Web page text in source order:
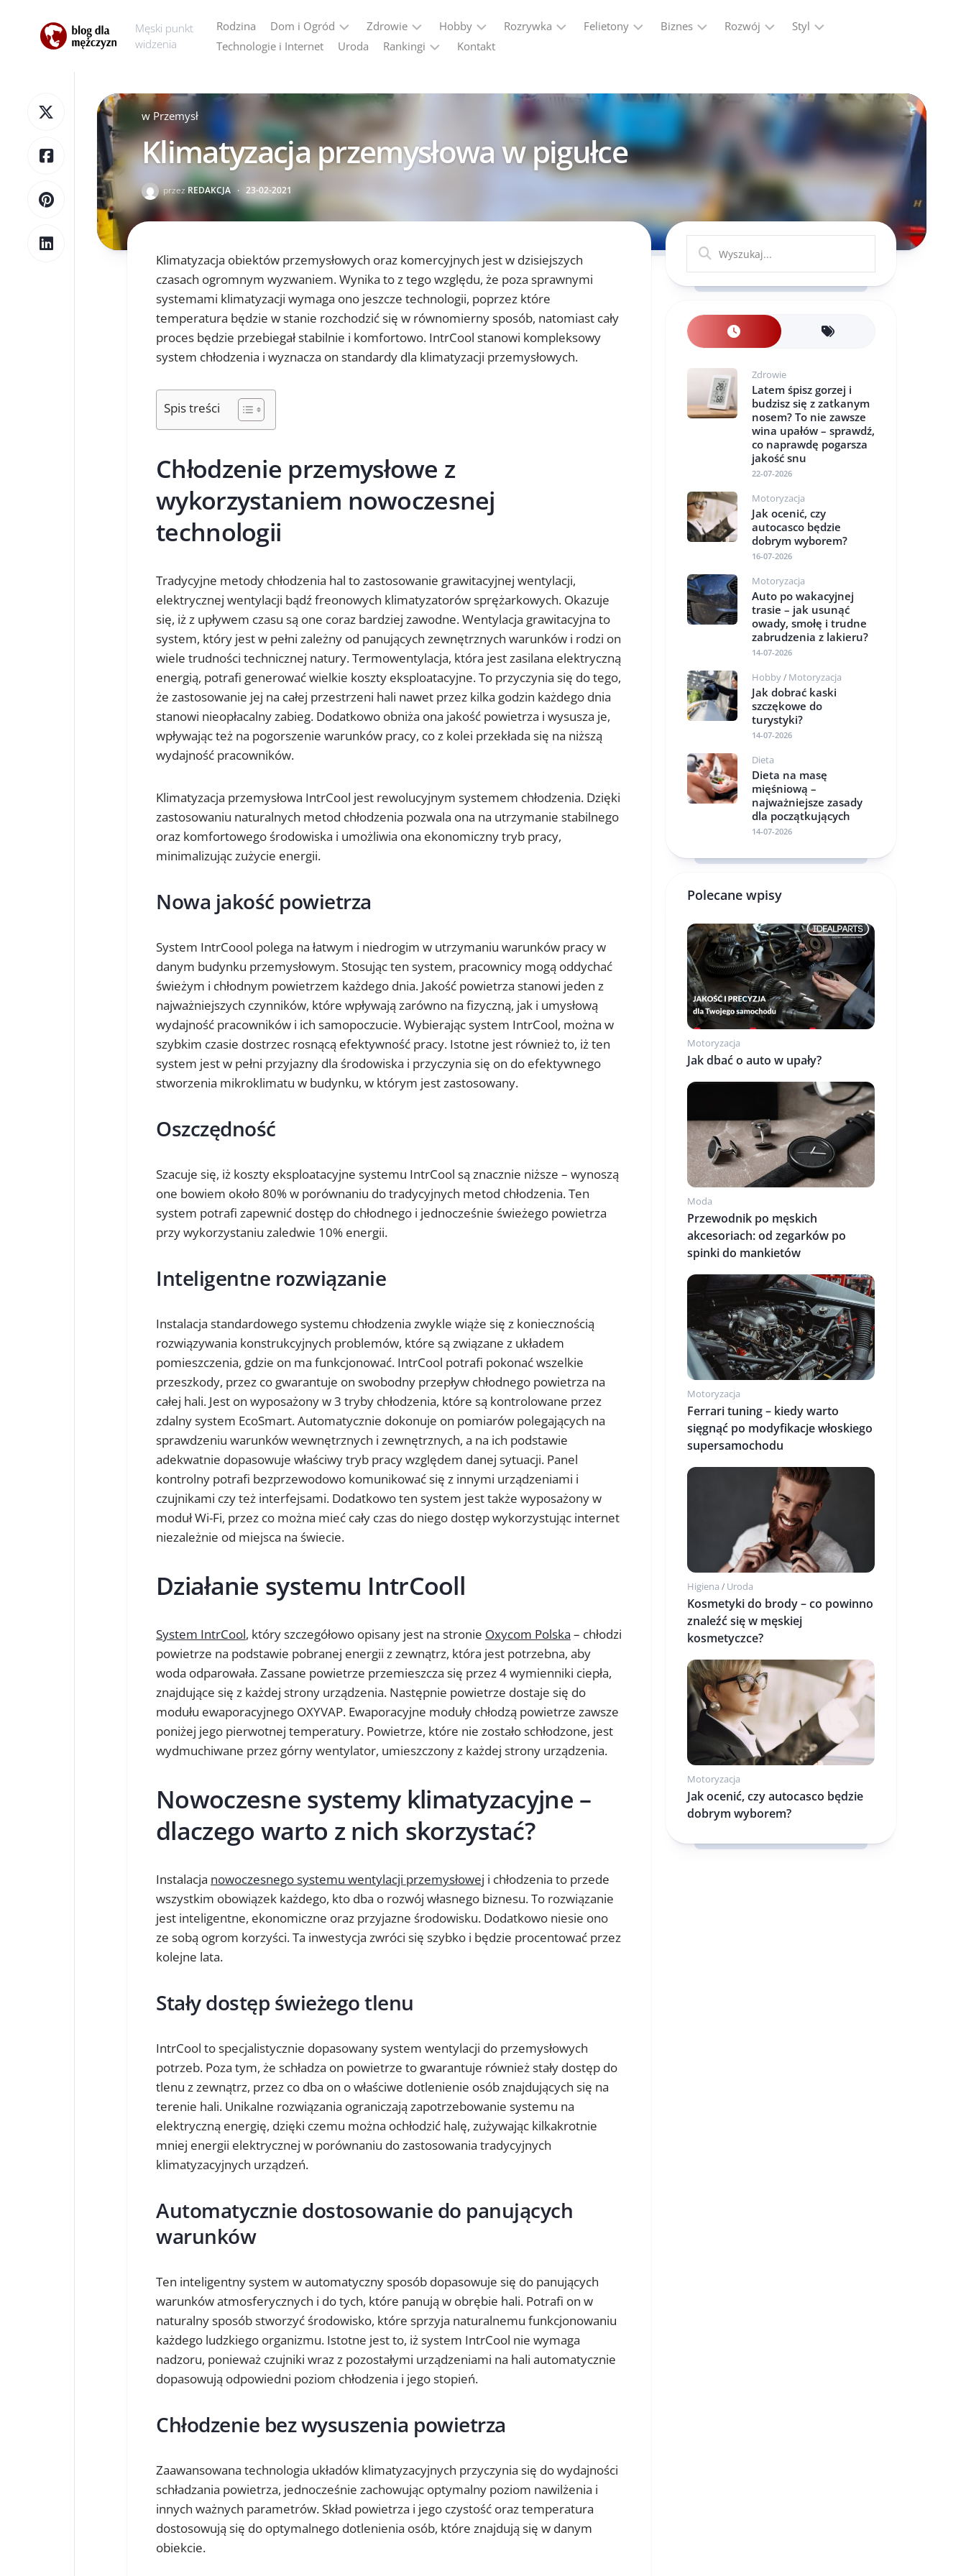
Męski punkt
widzenia
Rodzina Dom i Ogród Zdrowie
Forma
Hobby
Podróże
Rozrywka
Gadżety
Podróże
Felietony
widzenia
Biznes
Marketing,
Reklama
Przemysł
Rozwój
Kariera
Styl
Technologie i Internet Uroda Rankingi
VPN
Programy
partnerskie
afiliacyjnych
Kontakt
w Przemysł
Klimatyzacja przemysłowa w pigułce
przezREDAKCJA · 23-02-2021
Klimatyzacja obiektów przemysłowych oraz komercyjnych jest w dzisiejszych
czasach ogromnym wyzwaniem. Wynika to z tego względu, że poza sprawnymi
systemami klimatyzacji wymaga ono jeszcze technologii, poprzez które
temperatura będzie w stanie rozchodzić się w równomierny sposób, natomiast cały
proces będzie przebiegał stabilnie i komfortowo. IntrCool stanowi kompleksowy
system chłodzenia i wyznacza on standardy dla klimatyzacji przemysłowych.
Spis treści
Chłodzenie przemysłowe z
wykorzystaniem nowoczesnej
technologii
Tradycyjne metody chłodzenia hal to zastosowanie grawitacyjnej wentylacji,
elektrycznej wentylacji bądź freonowych klimatyzatorów sprężarkowych. Okazuje
się, iż z upływem czasu są one coraz bardziej zawodne. Wentylacja grawitacyjna to
system, który jest w pełni zależny od panujących zewnętrznych warunków i rodzi on
wiele trudności technicznej natury. Termowentylacja, która jest zasilana elektryczną
energią, potrafi generować wielkie koszty eksploatacyjne. To przyczynia się do tego,
że zastosowanie jej na całej przestrzeni hali nawet przez kilka godzin każdego dnia
stanowi nieopłacalny zabieg. Dodatkowo obniża ona jakość powietrza i wysusza je,
wpływając też na pogorszenie warunków pracy, co z kolei przekłada się na niższą
wydajność pracowników.
Klimatyzacja przemysłowa IntrCool jest rewolucyjnym systemem chłodzenia. Dzięki
zastosowaniu naturalnych metod chłodzenia pozwala ona na utrzymanie stabilnego
oraz komfortowego środowiska i umożliwia ona ekonomiczny tryb pracy,
minimalizując zużycie energii.
Nowa jakość powietrza
System IntrCoool polega na łatwym i niedrogim w utrzymaniu warunków pracy w
danym budynku przemysłowym. Stosując ten system, pracownicy mogą oddychać
świeżym i chłodnym powietrzem każdego dnia. Jakość powietrza stanowi jeden z
najważniejszych czynników, które wpływają zarówno na fizyczną, jak i umysłową
wydajność pracowników i ich samopoczucie. Wybierając system IntrCool, można w
szybkim czasie dostrzec rosnącą efektywność pracy. Istotne jest również to, iż ten
system jest w pełni przyjazny dla środowiska i przyczynia się on do efektywnego
stworzenia mikroklimatu w budynku, w którym jest zastosowany.
Oszczędność
Szacuje się, iż koszty eksploatacyjne systemu IntrCool są znacznie niższe – wynoszą
one bowiem około 80% w porównaniu do tradycyjnych metod chłodzenia. Ten
system potrafi zapewnić dostęp do chłodnego i jednocześnie świeżego powietrza
przy wykorzystaniu zaledwie 10% energii.
Inteligentne rozwiązanie
Instalacja standardowego systemu chłodzenia zwykle wiąże się z koniecznością
rozwiązywania konstrukcyjnych problemów, które są związane z układem
pomieszczenia, gdzie on ma funkcjonować. IntrCool potrafi pokonać wszelkie
przeszkody, przez co gwarantuje on swobodny przepływ chłodnego powietrza na
całej hali. Jest on wyposażony w 3 tryby chłodzenia, które są kontrolowane przez
zdalny system EcoSmart. Automatycznie dokonuje on pomiarów polegających na
sprawdzeniu warunków wewnętrznych i zewnętrznych, a na ich podstawie
adekwatnie dopasowuje właściwy tryb pracy względem danej sytuacji. Panel
kontrolny potrafi bezprzewodowo komunikować się z innymi urządzeniami i
czujnikami czy też interfejsami. Dodatkowo ten system jest także wyposażony w
moduł Wi-Fi, przez co można mieć cały czas do niego dostęp wykorzystując internet
niezależnie od miejsca na świecie.
Działanie systemu IntrCooll
System IntrCool, który szczegółowo opisany jest na stronie Oxycom Polska – chłodzi
powietrze na podstawie pobranej energii z zewnątrz, która jest potrzebna, aby
woda odparowała. Zassane powietrze przemieszcza się przez 4 wymienniki ciepła,
znajdujące się z każdej strony urządzenia. Następnie powietrze dostaje się do
modułu ewaporacyjnego OXYVAP. Ewaporacyjne moduły chłodzą powietrze zawsze
poniżej jego pierwotnej temperatury. Powietrze, które nie zostało schłodzone, jest
wydmuchiwane przez górny wentylator, umieszczony z każdej strony urządzenia.
Nowoczesne systemy klimatyzacyjne –
dlaczego warto z nich skorzystać?
Instalacja nowoczesnego systemu wentylacji przemysłowej i chłodzenia to przede
wszystkim obowiązek każdego, kto dba o rozwój własnego biznesu. To rozwiązanie
jest inteligentne, ekonomiczne oraz przyjazne środowisku. Dodatkowo niesie ono
ze sobą ogrom korzyści. Ta inwestycja zwróci się szybko i będzie procentować przez
kolejne lata.
Stały dostęp świeżego tlenu
IntrCool to specjalistycznie dopasowany system wentylacji do przemysłowych
potrzeb. Poza tym, że schładza on powietrze to gwarantuje również stały dostęp do
tlenu z zewnątrz, przez co dba on o właściwe dotlenienie osób znajdujących się na
terenie hali. Unikalne rozwiązania ograniczają zapotrzebowanie systemu na
elektryczną energię, dzięki czemu można ochłodzić halę, zużywając kilkakrotnie
mniej energii elektrycznej w porównaniu do zastosowania tradycyjnych
klimatyzacyjnych urządzeń.
Automatycznie dostosowanie do panujących
warunków
Ten inteligentny system w automatyczny sposób dopasowuje się do panujących
warunków atmosferycznych i do tych, które panują w obrębie hali. Potrafi on w
naturalny sposób stworzyć środowisko, które sprzyja naturalnemu funkcjonowaniu
każdego ludzkiego organizmu. Istotne jest to, iż system IntrCool nie wymaga
nadzoru, ponieważ czujniki wraz z pozostałymi urządzeniami na hali automatycznie
dopasowują odpowiedni poziom chłodzenia i jego stopień.
Chłodzenie bez wysuszenia powietrza
Zaawansowana technologia układów klimatyzacyjnych przyczynia się do wydajności
schładzania powietrza, jednocześnie zachowując optymalny poziom nawilżenia i
innych ważnych parametrów. Skład powietrza i jego czystość oraz temperatura
dostosowują się do optymalnego dotlenienia osób, które znajdują się w danym
obiekcie.
Zdrowie
Latem śpisz gorzej i
budzisz się z zatkanym
nosem? To nie zawsze
wina upałów – sprawdź,
co naprawdę pogarsza
jakość snu
22-07-2026
Motoryzacja
Jak ocenić, czy
autocasco będzie
dobrym wyborem?
16-07-2026
Motoryzacja
Auto po wakacyjnej
trasie – jak usunąć
owady, smołę i trudne
zabrudzenia z lakieru?
14-07-2026
Hobby/ Motoryzacja
Jak dobrać kaski
szczękowe do
turystyki?
14-07-2026
Dieta
Dieta na masę
mięśniową –
najważniejsze zasady
dla początkujących
14-07-2026
Polecane wpisy
Motoryzacja
Jak dbać o auto w upały?
Moda
Przewodnik po męskich
akcesoriach: od zegarków po
spinki do mankietów
Motoryzacja
Ferrari tuning – kiedy warto
sięgnąć po modyfikacje włoskiego
supersamochodu
Higiena / Uroda
Kosmetyki do brody – co powinno
znaleźć się w męskiej
kosmetyczce?
Motoryzacja
Jak ocenić, czy autocasco będzie
dobrym wyborem?